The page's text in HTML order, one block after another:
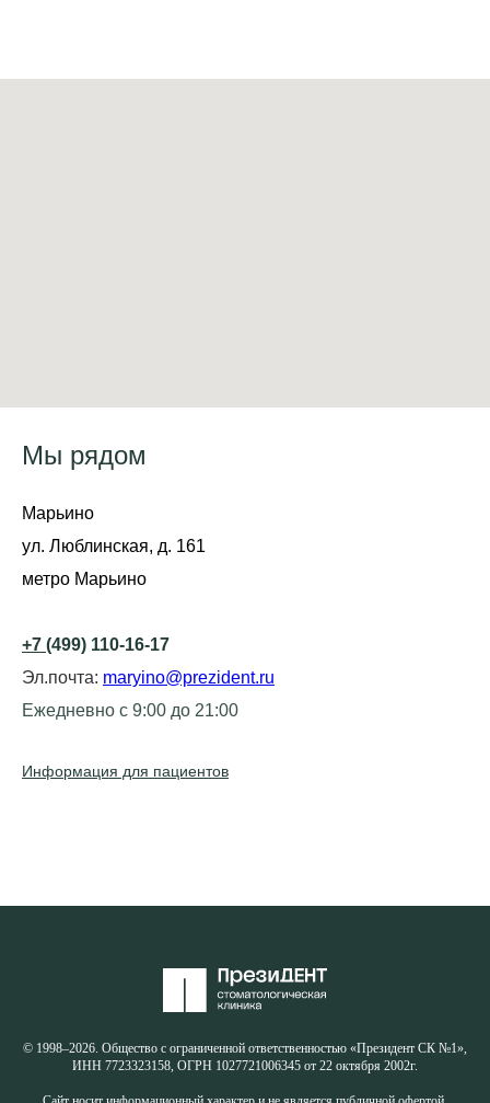
Мы рядом
Марьино
ул. Люблинская, д. 161
метро Марьино
+7 (499) 110-16-17
Эл.почта: maryino@prezident.ru
Ежедневно с 9:00 до 21:00
Информация для пациентов
© 1998–2026. Общество с ограниченной ответственностью «Президент СК №1»,
ИНН 7723323158, ОГРН 1027721006345 от 22 октября 2002г.